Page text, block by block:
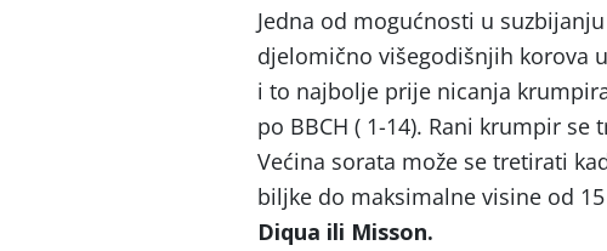
Jedna od mogućnosti u
djelomično višegodišnjih korova
i to najbolje prije nicanja
po BBCH ( 1-14). Rani krumpir
Većina sorata može se tretirati
biljke do maksimalne visine od
Diqua ili Misson.